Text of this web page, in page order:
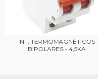
INT. TERMOMAGNÉTICOS
BIPOLARES - 4,5KA